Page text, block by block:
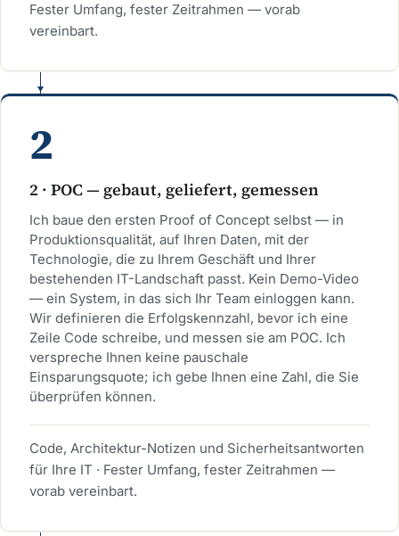
Fester Umfang, fester Zeitrahmen — vorab
vereinbart.
2 · POC — gebaut, geliefert, gemessen
Ich baue den ersten Proof of Concept selbst — in
Produktionsqualität, auf Ihren Daten, mit der
Technologie, die zu Ihrem Geschäft und Ihrer
bestehenden IT-Landschaft passt. Kein Demo-Video
— ein System, in das sich Ihr Team einloggen kann.
Wir definieren die Erfolgskennzahl, bevor ich eine
Zeile Code schreibe, und messen sie am POC. Ich
verspreche Ihnen keine pauschale
Einsparungsquote; ich gebe Ihnen eine Zahl, die Sie
überprüfen können.
Code, Architektur-Notizen und Sicherheitsantworten
für Ihre IT · Fester Umfang, fester Zeitrahmen —
vorab vereinbart.